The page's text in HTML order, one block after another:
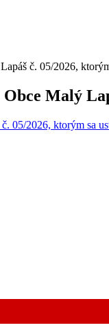
č. 05/2026,
Obce Malý
05/2026, ktorým sa